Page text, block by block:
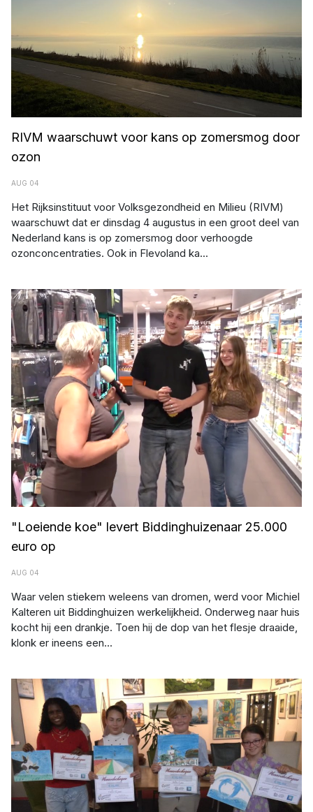
RIVM waarschuwt voor kans op zomersmog door
ozon
AUG 04
Het Rijksinstituut voor Volksgezondheid en Milieu (RIVM)
waarschuwt dat er dinsdag 4 augustus in een groot deel van
Nederland kans is op zomersmog door verhoogde
ozonconcentraties. Ook in Flevoland ka...
"Loeiende koe" levert Biddinghuizenaar 25.000 euro op
"Loeiende koe" levert Biddinghuizenaar 25.000
euro op
AUG 04
Waar velen stiekem weleens van dromen, werd voor Michiel
Kalteren uit Biddinghuizen werkelijkheid. Onderweg naar huis
kocht hij een drankje. Toen hij de dop van het flesje draaide,
klonk er ineens een...
Afbeelding: Jovan Avramoski